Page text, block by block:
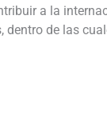
a la
dentro de las